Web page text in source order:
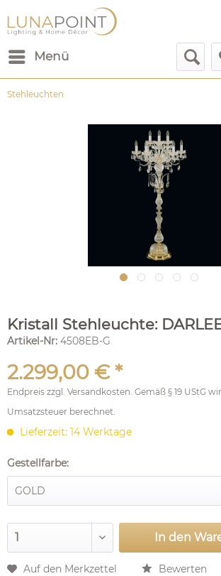
Menü
Stehleuchten
Kristall Stehleuchte:
Artikel-Nr: 4508EB-G
2.299,00 € *
Endpreis zzgl. Versandkosten. Gemäß § 19 UStG
Umsatzsteuer berechnet.
Lieferzeit: 14 Werktage
Gestellfarbe:
In den
Auf den Merkzettel
Bewerten